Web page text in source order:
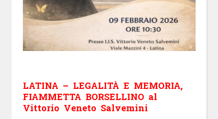
LATINA – LEGALITÀ E MEMORIA,
FIAMMETTA BORSELLINO al
Vittorio Veneto Salvemini